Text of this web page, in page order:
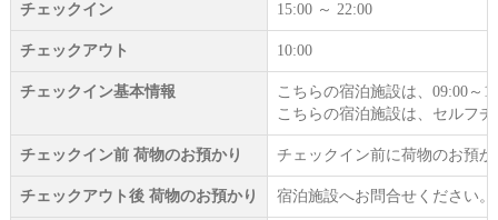
チェックイン 15:00 ～ 22:00
チェックアウト 10:00
チェックイン基本情報
こちらの宿泊施設は、09:00～
こちらの宿泊施設は、セルフ
チェックイン前 荷物のお預かり チェックイン前に荷物のお預
チェックアウト後 荷物のお預かり 宿泊施設へお問合せください。